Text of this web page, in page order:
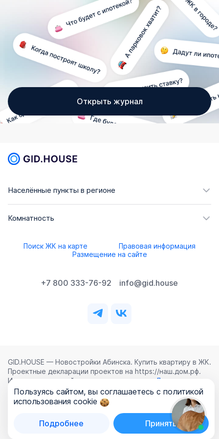
Открыть журнал
Населённые пункты в регионе
Комнатность
Поиск ЖК на карте
Правовая информация
Размещение на сайте
+7 800 333-76-92 info@gid.house
GID.HOUSE — Новостройки Абинска. Купить квартиру в ЖК.
Проектные декларации проектов на https://наш.дом.рф.
Использование сайта означает согласие с
Лицензионным
соглашением ,Политикой конфиденциальностии
Политикой обработки персональных данных
ООО «ГИД.ХАУЗ»
Пользуясь сайтом, вы соглашаетесь с политикой
использования cookie
Подробнее Принять